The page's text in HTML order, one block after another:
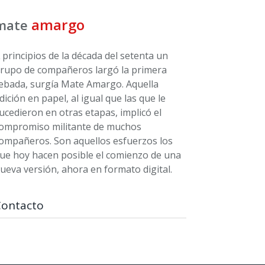
amargo
principios de la década del setenta un
de compañeros largó la primera
surgía Mate Amargo. Aquella
en papel, al igual que las que le
en otras etapas, implicó el
militante de muchos
Son aquellos esfuerzos los
hoy hacen posible el comienzo de una
versión, ahora en formato digital.